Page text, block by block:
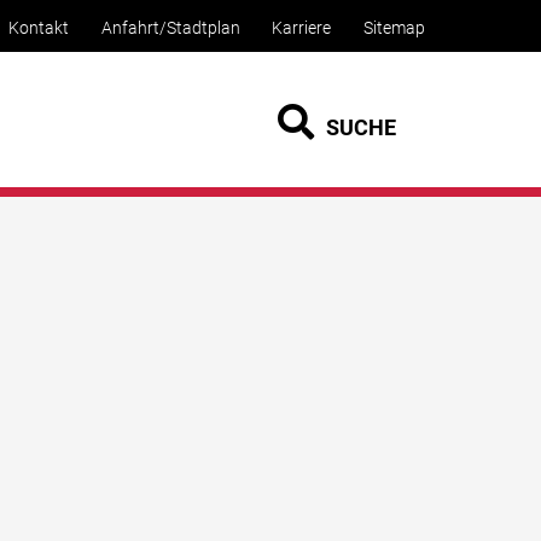
Kontakt Anfahrt/Stadtplan Karriere Sitemap
SUCHE